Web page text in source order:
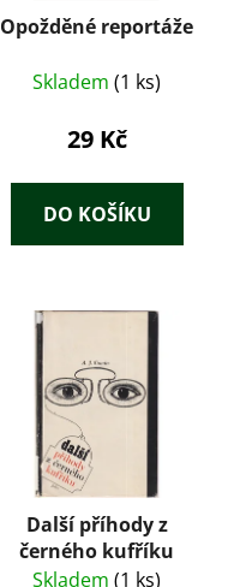
Opožděné reportáže
Skladem (1 ks)
29 Kč
DO KOŠÍKU
Další příhody z
černého kufříku
Skladem (1 ks)